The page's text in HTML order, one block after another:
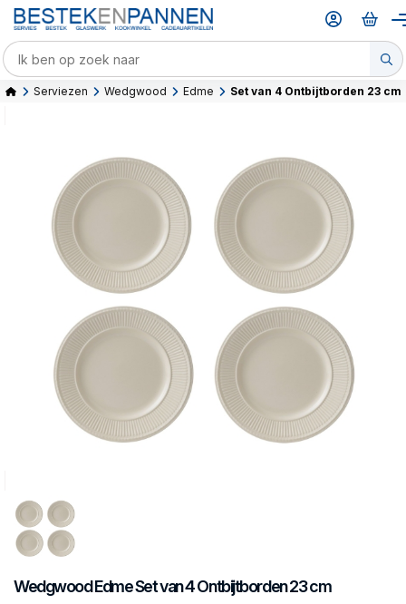
Serviezen Wedgwood Edme Set van 4 Ontbijtborden 23 cm
WedgwoodEdmeSet van 4 Ontbijtborden 23 cm